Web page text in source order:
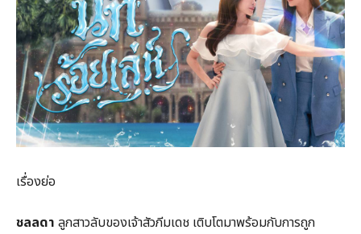
เรื่องย่อ
ชลลดา ลูกสาวลับของเจ้าสัวภีมเดช เติบโตมาพร้อมกับการถูก